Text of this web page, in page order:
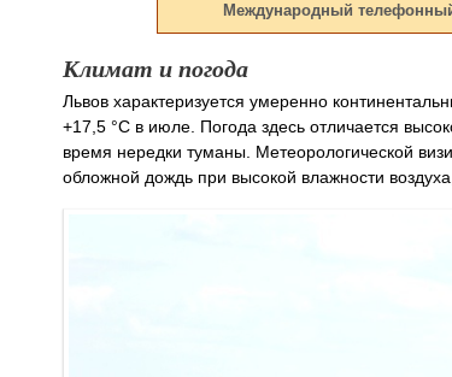
Международный
Климат и погода
Львов характеризуется умеренно
+17,5 °С в июле. Погода здесь отличается
время нередки туманы. Метеорологической
обложной дождь при высокой влажности